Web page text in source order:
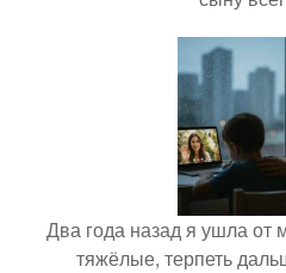
Два года назад я ушла
тяжёлые, терпеть